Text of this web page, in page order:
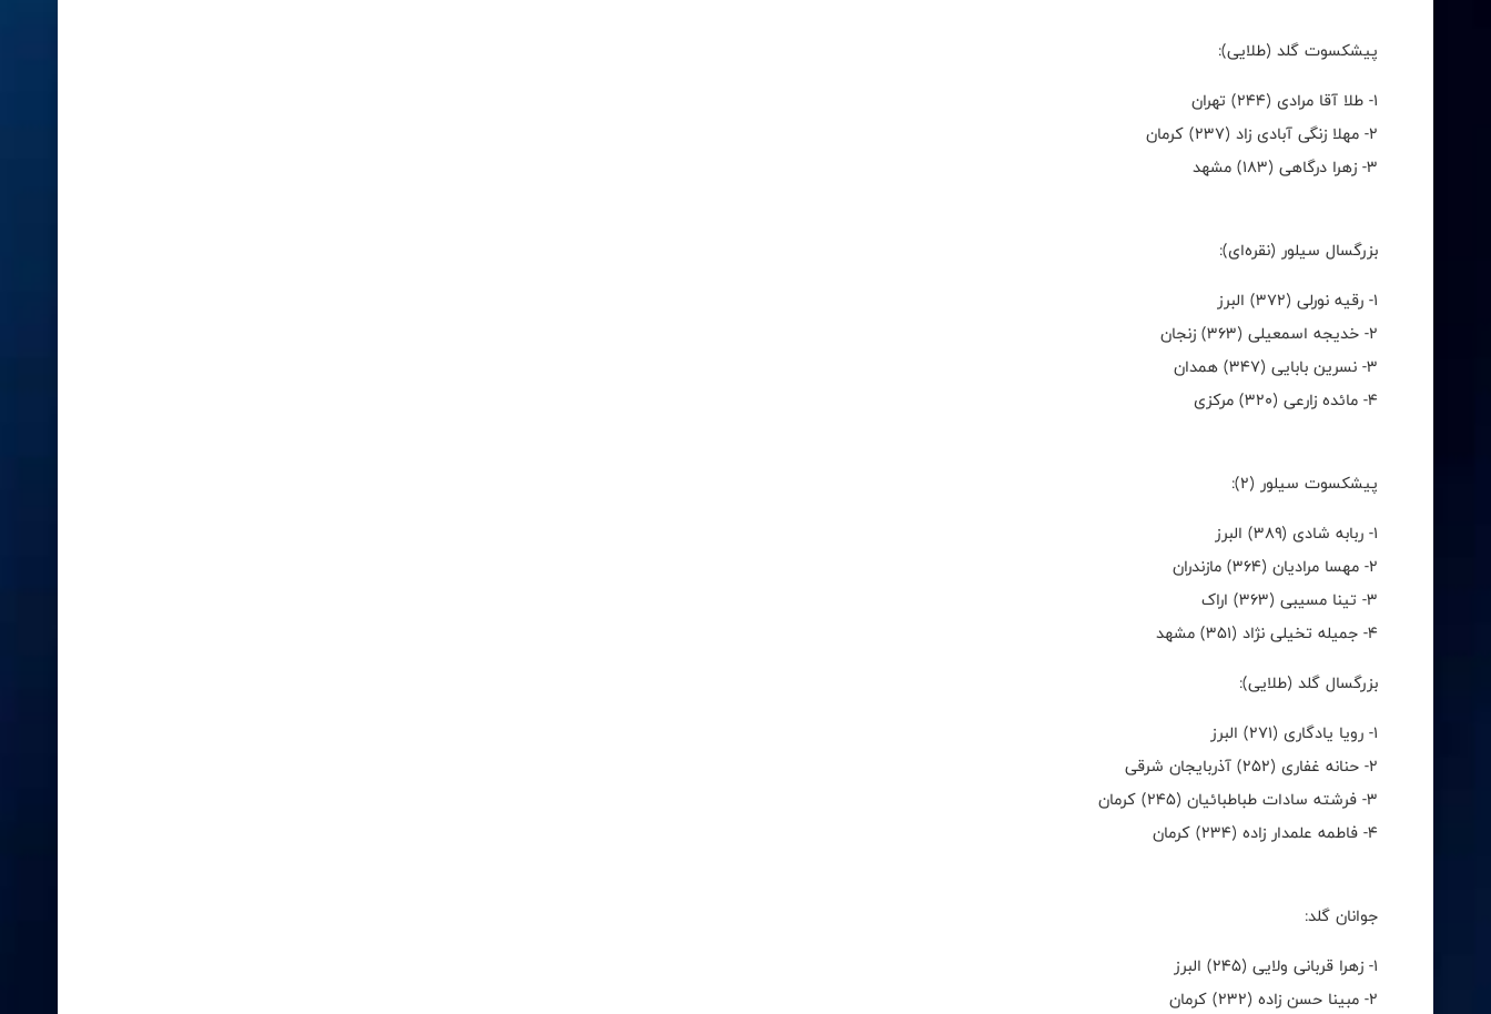
پیشکسوت گلد (طلایی):
۱- طلا آقا مرادی (٢٤٤) تهران
۲- مهلا زنگی آبادی زاد (۲۳۷) کرمان
۳- زهرا درگاهی (۱۸۳) مشهد
بزرگسال سیلور (نقره‌ای):
۱- رقیه نورلی (۳۷۲) البرز
۲- خدیجه اسمعیلی (۳۶۳) زنجان
۳- نسرین بابایی (۳۴۷) همدان
۴- مائده زارعی (۳۲۰) مرکزی
پیشکسوت سیلور (۲):
۱- ربابه شادی (۳۸۹) البرز
۲- مهسا مرادیان (۳۶۴) مازندران
۳- تینا مسیبی (۳۶۳) اراک
۴- جمیله تخیلی نژاد (۳۵۱) مشهد
بزرگسال گلد (طلایی):
۱- رویا یادگاری (۲۷۱) البرز
۲- حنانه غفاری (۲۵۲) آذربایجان شرقی
۳- فرشته سادات طباطبائیان (۲۴۵) کرمان
۴- فاطمه علمدار زاده (۲۳۴) کرمان
جوانان گلد:
۱- زهرا قربانی ولایی (۲۴۵) البرز
۲- مبینا حسن زاده (۲۳۲) کرمان